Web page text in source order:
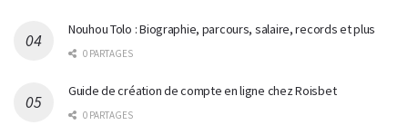
Nouhou Tolo : Biographie, parcours, salaire, records et plus
0 PARTAGES
Guide de création de compte en ligne chez Roisbet
0 PARTAGES